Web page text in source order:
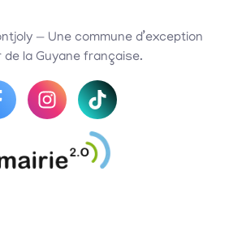
— Une commune d’exception
la Guyane française.